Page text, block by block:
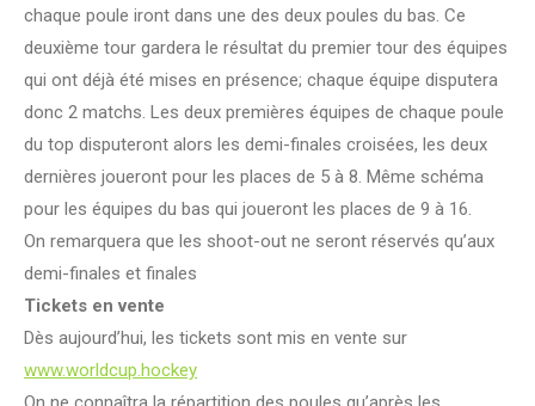
chaque poule iront dans une des deux poules du bas. Ce
deuxième tour gardera le résultat du premier tour des équipes
qui ont déjà été mises en présence; chaque équipe disputera
donc 2 matchs. Les deux premières équipes de chaque poule
du top disputeront alors les demi-finales croisées, les deux
dernières joueront pour les places de 5 à 8. Même schéma
pour les équipes du bas qui joueront les places de 9 à 16.
On remarquera que les shoot-out ne seront réservés qu’aux
demi-finales et finales
Tickets en vente
Dès aujourd’hui, les tickets sont mis en vente sur
www.worldcup.hockey